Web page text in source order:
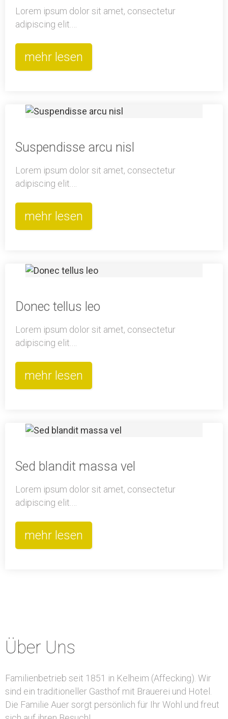
Lorem ipsum dolor sit amet, consectetur
adipiscing elit.…
mehr lesen
Suspendisse arcu nisl
Lorem ipsum dolor sit amet, consectetur
adipiscing elit.…
mehr lesen
Donec tellus leo
Lorem ipsum dolor sit amet, consectetur
adipiscing elit.…
mehr lesen
Sed blandit massa vel
Lorem ipsum dolor sit amet, consectetur
adipiscing elit.…
mehr lesen
Über Uns
Familienbetrieb seit 1851 in Kelheim (Affecking). Wir
sind ein traditioneller Gasthof mit Brauerei und Hotel.
Die Familie Auer sorgt persönlich für Ihr Wohl und freut